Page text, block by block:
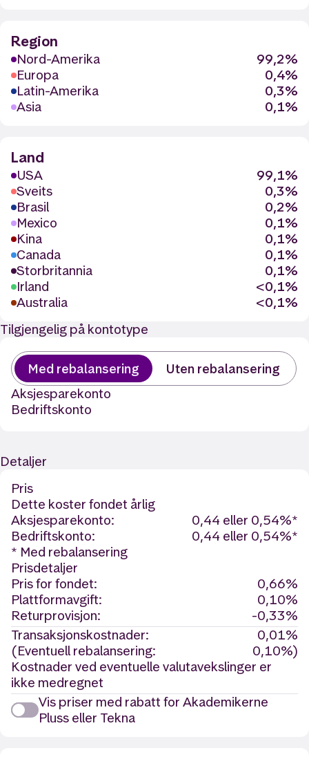
Region
Nord-Amerika
99,2%
Europa
0,4%
Latin-Amerika
0,3%
Asia
0,1%
Land
USA
99,1%
Sveits
0,3%
Brasil
0,2%
Mexico
0,1%
Kina
0,1%
Canada
0,1%
Storbritannia
0,1%
Irland
<0,1%
Australia
<0,1%
Tilgjengelig på kontotype
Med rebalansering
Uten rebalansering
Aksjesparekonto
Bedriftskonto
Detaljer
Pris
Dette koster fondet årlig
Aksjesparekonto:
0,44 eller 0,54%*
Bedriftskonto:
0,44 eller 0,54%*
* Med rebalansering
Prisdetaljer
Pris for fondet:
0,66%
Plattformavgift:
0,10%
Returprovisjon:
-0,33%
Transaksjonskostnader:
0,01%
(Eventuell rebalansering:
0,10%)
Kostnader ved eventuelle valutavekslinger er
ikke medregnet
Vis priser med rabatt for Akademikerne
Pluss eller Tekna